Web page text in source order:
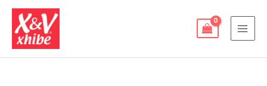
contenido